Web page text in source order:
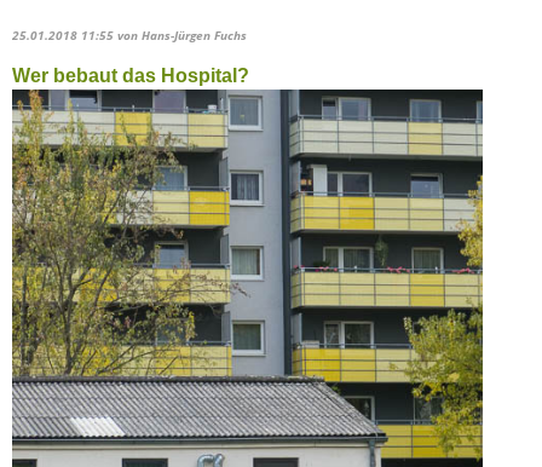
25.01.2018 11:55 von Hans-Jürgen Fuchs
Wer bebaut das Hospital?